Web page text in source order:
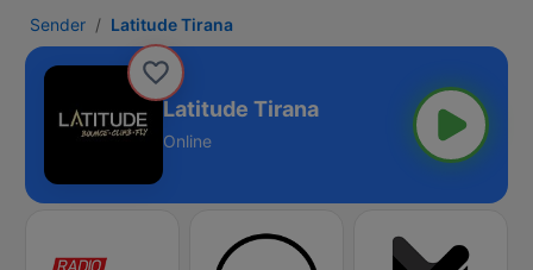
Sender Latitude Tirana
Latitude Tirana
Online